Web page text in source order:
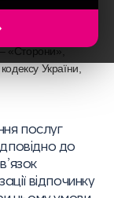
договору
іменована
«Сторони»,
України,
послуг
до
відпочинку